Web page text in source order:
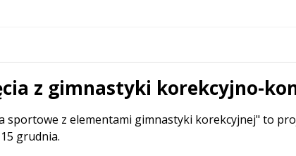
z gimnastyki korekcyjno-
sportowe z elementami gimnastyki korekcyjnej" to
grudnia.